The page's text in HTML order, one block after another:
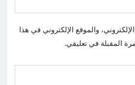
والموقع الإلكتروني في هذا
المقبلة في تعليقي.